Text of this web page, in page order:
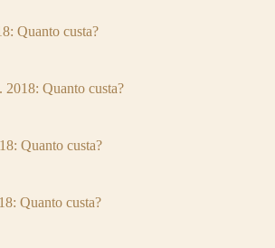
Quanto custa?
Quanto custa?
Quanto custa?
Quanto custa?